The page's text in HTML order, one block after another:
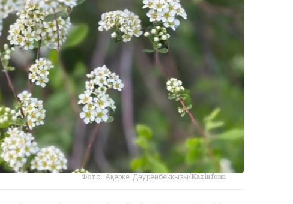
Фото: Ақерке Дәуренбекқызы/Kazinform